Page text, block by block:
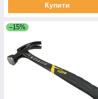
Купити
–15%